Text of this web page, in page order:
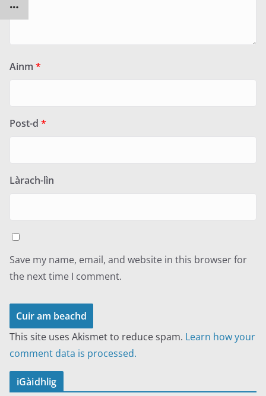
Ainm *
Post-d *
Làrach-lìn
Save my name, email, and website in this browser for
the next time I comment.
This site uses Akismet to reduce spam. Learn how your
comment data is processed.
iGàidhlig